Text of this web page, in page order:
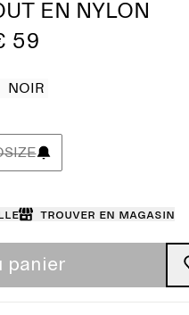
EN NYLON
59
NOIR
Trouver en magasin
panier